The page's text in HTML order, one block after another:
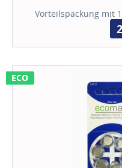
ECO
Vorteilspackung mit